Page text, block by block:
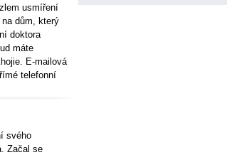
usmíření
dům, který
doktora
máte
E-mailová
telefonní
svého
Začal se